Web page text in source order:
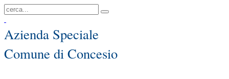
Azienda Speciale
Comune di Concesio